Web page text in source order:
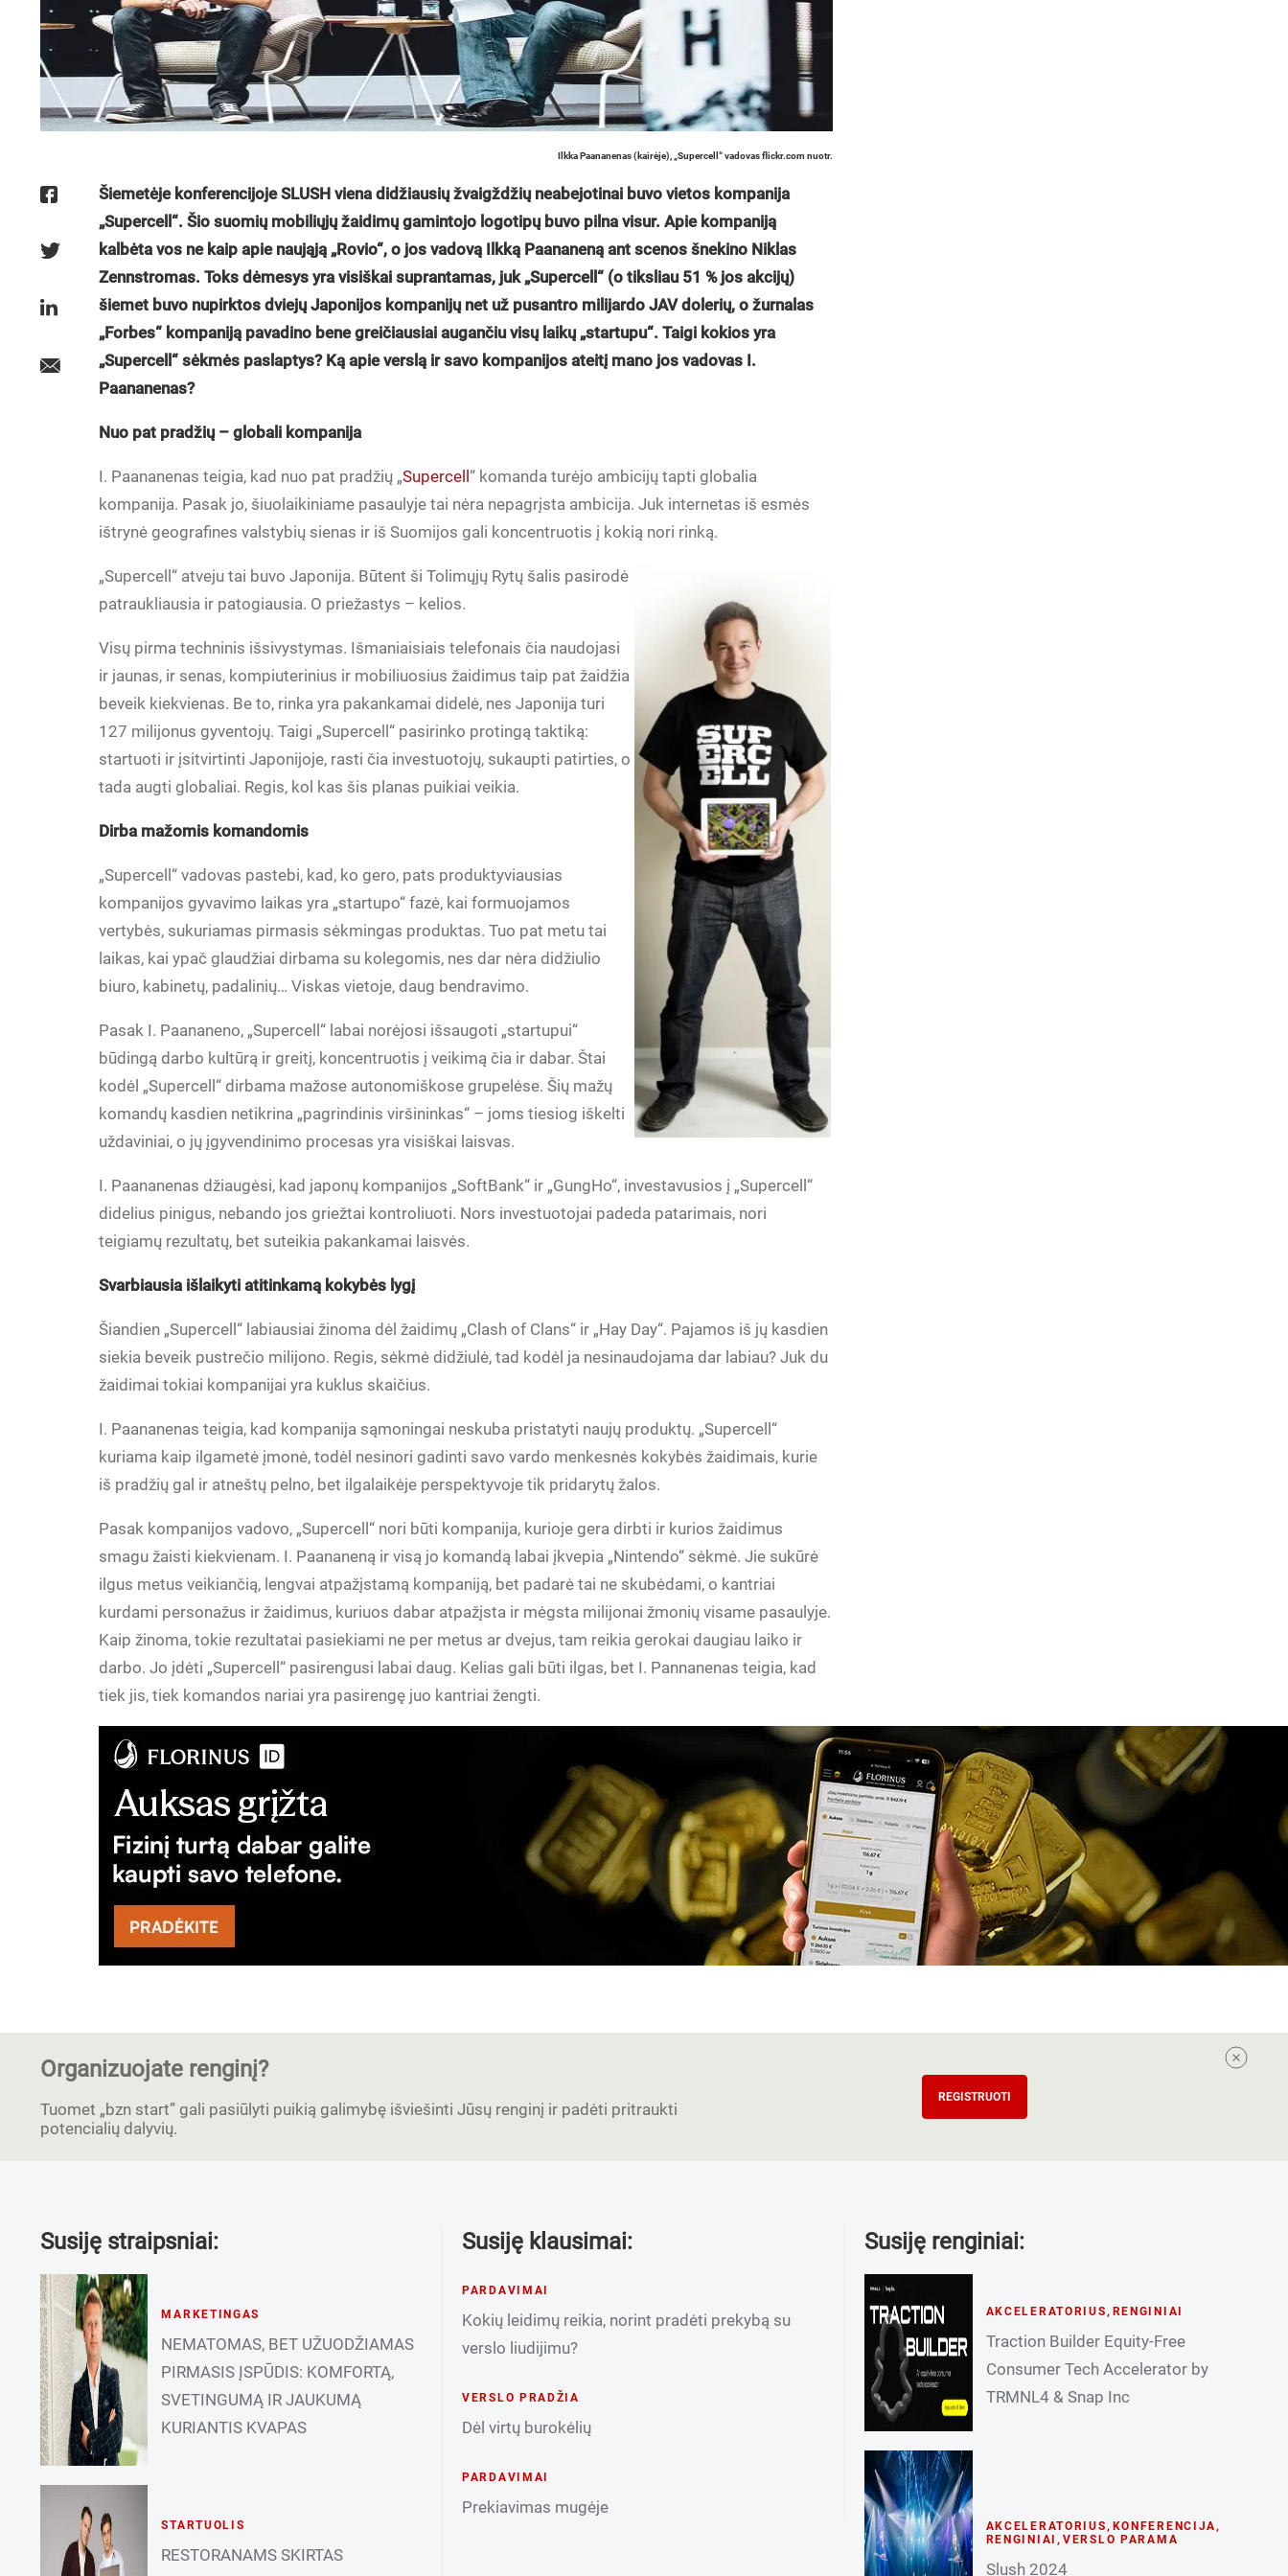
Ilkka Paananenas (kairėje), „Supercell“ vadovas flickr.com nuotr.
Šiemetėje konferencijoje SLUSH viena didžiausių žvaigždžių neabejotinai buvo vietos kompanija
„Supercell“. Šio suomių mobiliųjų žaidimų gamintojo logotipų buvo pilna visur. Apie kompaniją
kalbėta vos ne kaip apie naująją „Rovio“, o jos vadovą Ilkką Paananeną ant scenos šnekino Niklas
Zennstromas. Toks dėmesys yra visiškai suprantamas, juk „Supercell“ (o tiksliau 51 % jos akcijų)
šiemet buvo nupirktos dviejų Japonijos kompanijų net už pusantro milijardo JAV dolerių, o žurnalas
„Forbes“ kompaniją pavadino bene greičiausiai augančiu visų laikų „startupu“. Taigi kokios yra
„Supercell“ sėkmės paslaptys? Ką apie verslą ir savo kompanijos ateitį mano jos vadovas I.
Paananenas?
Nuo pat pradžių – globali kompanija
I. Paananenas teigia, kad nuo pat pradžių „Supercell “ komanda turėjo ambicijų tapti globalia
kompanija. Pasak jo, šiuolaikiniame pasaulyje tai nėra nepagrįsta ambicija. Juk internetas iš esmės
ištrynė geografines valstybių sienas ir iš Suomijos gali koncentruotis į kokią nori rinką.
„Supercell“ atveju tai buvo Japonija. Būtent ši Tolimųjų Rytų šalis pasirodė
patraukliausia ir patogiausia. O priežastys – kelios.
Visų pirma techninis išsivystymas. Išmaniaisiais telefonais čia naudojasi
ir jaunas, ir senas, kompiuterinius ir mobiliuosius žaidimus taip pat žaidžia
beveik kiekvienas. Be to, rinka yra pakankamai didelė, nes Japonija turi
127 milijonus gyventojų. Taigi „Supercell“ pasirinko protingą taktiką:
startuoti ir įsitvirtinti Japonijoje, rasti čia investuotojų, sukaupti patirties, o
tada augti globaliai. Regis, kol kas šis planas puikiai veikia.
Dirba mažomis komandomis
„Supercell“ vadovas pastebi, kad, ko gero, pats produktyviausias
kompanijos gyvavimo laikas yra „startupo“ fazė, kai formuojamos
vertybės, sukuriamas pirmasis sėkmingas produktas. Tuo pat metu tai
laikas, kai ypač glaudžiai dirbama su kolegomis, nes dar nėra didžiulio
biuro, kabinetų, padalinių… Viskas vietoje, daug bendravimo.
Pasak I. Paananeno, „Supercell“ labai norėjosi išsaugoti „startupui“
būdingą darbo kultūrą ir greitį, koncentruotis į veikimą čia ir dabar. Štai
kodėl „Supercell“ dirbama mažose autonomiškose grupelėse. Šių mažų
komandų kasdien netikrina „pagrindinis viršininkas“ – joms tiesiog iškelti
uždaviniai, o jų įgyvendinimo procesas yra visiškai laisvas.
I. Paananenas džiaugėsi, kad japonų kompanijos „SoftBank“ ir „GungHo“, investavusios į „Supercell“
didelius pinigus, nebando jos griežtai kontroliuoti. Nors investuotojai padeda patarimais, nori
teigiamų rezultatų, bet suteikia pakankamai laisvės.
Svarbiausia išlaikyti atitinkamą kokybės lygį
Šiandien „Supercell“ labiausiai žinoma dėl žaidimų „Clash of Clans“ ir „Hay Day“. Pajamos iš jų kasdien
siekia beveik pustrečio milijono. Regis, sėkmė didžiulė, tad kodėl ja nesinaudojama dar labiau? Juk du
žaidimai tokiai kompanijai yra kuklus skaičius.
I. Paananenas teigia, kad kompanija sąmoningai neskuba pristatyti naujų produktų. „Supercell“
kuriama kaip ilgametė įmonė, todėl nesinori gadinti savo vardo menkesnės kokybės žaidimais, kurie
iš pradžių gal ir atneštų pelno, bet ilgalaikėje perspektyvoje tik pridarytų žalos.
Pasak kompanijos vadovo, „Supercell“ nori būti kompanija, kurioje gera dirbti ir kurios žaidimus
smagu žaisti kiekvienam. I. Paananeną ir visą jo komandą labai įkvepia „Nintendo“ sėkmė. Jie sukūrė
ilgus metus veikiančią, lengvai atpažįstamą kompaniją, bet padarė tai ne skubėdami, o kantriai
kurdami personažus ir žaidimus, kuriuos dabar atpažįsta ir mėgsta milijonai žmonių visame pasaulyje.
Kaip žinoma, tokie rezultatai pasiekiami ne per metus ar dvejus, tam reikia gerokai daugiau laiko ir
darbo. Jo įdėti „Supercell“ pasirengusi labai daug. Kelias gali būti ilgas, bet I. Pannanenas teigia, kad
tiek jis, tiek komandos nariai yra pasirengę juo kantriai žengti.
Organizuojate renginį?
Tuomet „bzn start” gali pasiūlyti puikią galimybę išviešinti Jūsų renginį ir padėti pritraukti
potencialių dalyvių.
REGISTRUOTI
Susiję straipsniai:
MARKETINGAS
NEMATOMAS, BET UŽUODŽIAMAS
PIRMASIS ĮSPŪDIS: KOMFORTĄ,
SVETINGUMĄ IR JAUKUMĄ
KURIANTIS KVAPAS
STARTUOLIS
RESTORANAMS SKIRTAS
Susiję klausimai:
PARDAVIMAI
Kokių leidimų reikia, norint pradėti prekybą su
verslo liudijimu?
VERSLO PRADŽIA
Dėl virtų burokėlių
PARDAVIMAI
Prekiavimas mugėje
Susiję renginiai:
AKCELERATORIUS , RENGINIAI
Traction Builder Equity-Free
Consumer Tech Accelerator by
TRMNL4 & Snap Inc
AKCELERATORIUS , KONFERENCIJA ,
RENGINIAI , VERSLO PARAMA
Slush 2024